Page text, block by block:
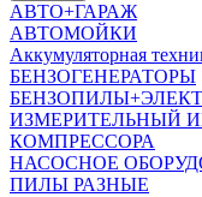
АВТО+ГАРАЖ
АВТОМОЙКИ
Аккумуляторная
БЕНЗОГЕНЕРАТОРЫ
ИЗМЕРИТЕЛЬНЫЙ
КОМПРЕССОРА
НАСОСНОЕ
ПИЛЫ РАЗНЫЕ